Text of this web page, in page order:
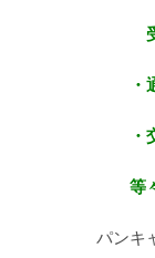
受け取
・通常
・交通
等々（
パンキ